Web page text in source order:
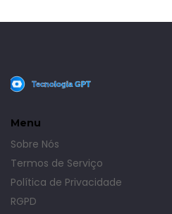
Menu
Sobre Nós
Termos de Serviço
Política de Privacidade
RGPD